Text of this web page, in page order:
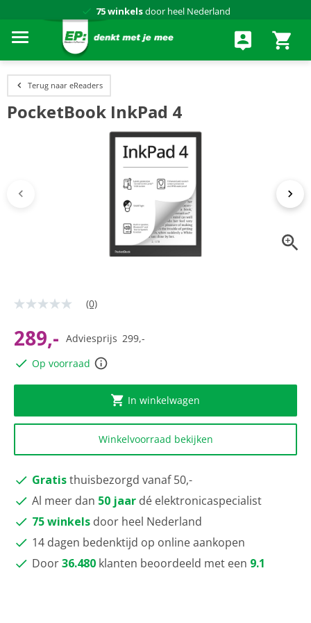
75 winkelsdoor heel Nederland
Terug naar eReaders
PocketBook InkPad 4
Geen
Dezelfde
paginalink.
(0)
289,- Adviesprijs 299,-
Op voorraad
In winkelwagen
Winkelvoorraad bekijken
Gratisthuisbezorgd vanaf 50,-
Al meer dan 50 jaar dé elektronicaspecialist
75 winkels door heel Nederland
14 dagen bedenktijd op online aankopen
Door36.480 klanten beoordeeld met een 9.1